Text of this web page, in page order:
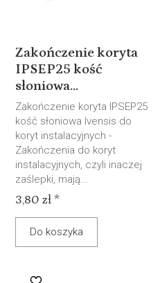
Zakończenie koryta
IPSEP25 kość
słoniowa...
Zakończenie koryta IPSEP25
kość słoniowa Ivensis do
koryt instalacyjnych -
Zakończenia do koryt
instalacyjnych, czyli inaczej
zaślepki, mają...
3,80 zł *
Do koszyka